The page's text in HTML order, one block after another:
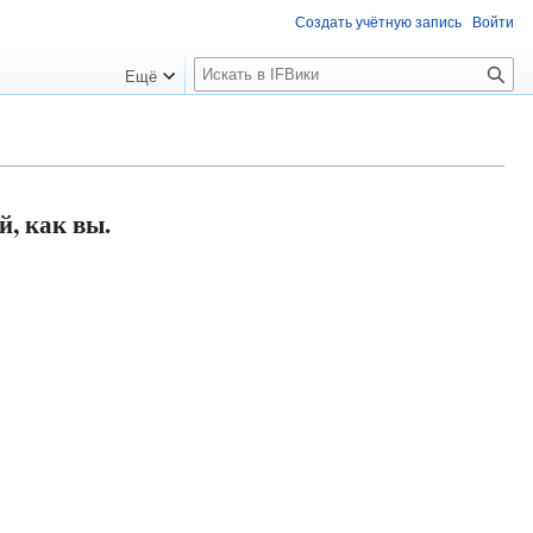
как вы.
Создать учётную запись Войти
Ещё
П
о
к